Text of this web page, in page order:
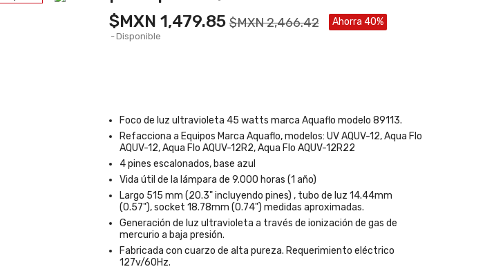
$MXN 1,479.85 $MXN 2,466.42 Ahorra 40%
Disponible
Foco de luz ultravioleta 45 watts marca Aquaflo modelo 89113.
Refacciona a Equipos Marca Aquaflo, modelos: UV AQUV-12, Aqua Flo
AQUV-12, Aqua Flo AQUV-12R2, Aqua Flo AQUV-12R22
4 pines escalonados, base azul
Vida útil de la lámpara de 9.000 horas (1 año)
Largo 515 mm (20.3" incluyendo pines) , tubo de luz 14.44mm
(0.57"), socket 18.78mm (0.74") medidas aproximadas.
Generación de luz ultravioleta a través de ionización de gas de
mercurio a baja presión.
Fabricada con cuarzo de alta pureza. Requerimiento eléctrico
127v/60Hz.